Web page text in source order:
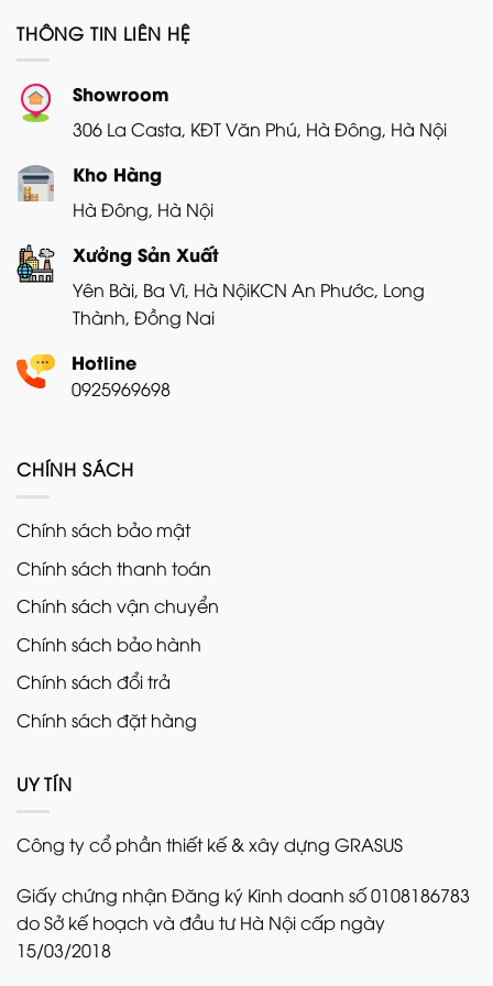
THÔNG TIN LIÊN HỆ
Showroom
306 La Casta, KĐT Văn Phú, Hà Đông, Hà Nội
Kho Hàng
Hà Đông, Hà Nội
Xưởng Sản Xuất
Yên Bài, Ba Vì, Hà NộiKCN An Phước, Long
Thành, Đồng Nai
Hotline
0925969698
CHÍNH SÁCH
Chính sách bảo mật
Chính sách thanh toán
Chính sách vận chuyển
Chính sách bảo hành
Chính sách đổi trả
Chính sách đặt hàng
UY TÍN
Công ty cổ phần thiết kế & xây dựng GRASUS
Giấy chứng nhận Đăng ký Kinh doanh số 0108186783
do Sở kế hoạch và đầu tư Hà Nội cấp ngày
15/03/2018